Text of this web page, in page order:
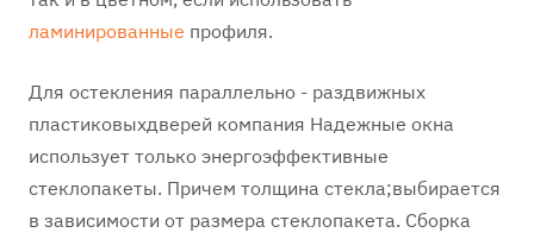
ламинированные профиля.
Для остекления параллельно - раздвижных
пластиковыхдверей компания Надежные окна
использует только энергоэффективные
стеклопакеты. Причем толщина стекла;выбирается
в зависимости от размера стеклопакета. Сборка